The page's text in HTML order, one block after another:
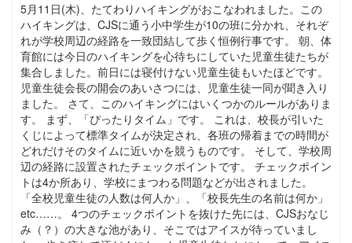
5月11日(木)、たてわりハイキングがおこなわれました。この
ハイキングは、CJSに通う小中学生が10の班に分かれ、それぞ
れが学校周辺の経路を一致団結して歩く恒例行事です。 朝、体
育館には今日のハイキングを心待ちにしていた児童生徒たちが
集合しました。前日には寝付けない児童生徒もいたほどです。
児童生徒会長の開会のあいさつには、児童生徒一同が聞き入り
ました。 さて、このハイキングにはいくつかのルールがありま
す。 まず、「ぴったりタイム」です。 これは、校長が引いた
くじによって標準タイムが決定され、各班の帰着までの時間が
どれだけそのタイムに近いかを競うものです。 そして、学校周
辺の経路に設置されたチェックポイントです。 チェックポイン
トは4か所あり、学校にまつわる問題などが出されました。
「全校児童生徒の人数は何人か」、「校長先生の名前は何か」
etc……。 4つのチェックポイントを抜けた先には、CJSおなじ
み（？）の大きな池があり、そこではアイスが待っていまし